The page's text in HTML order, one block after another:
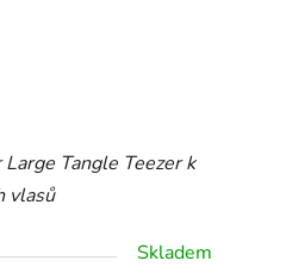
Tangle Teezer k
vlasů
Skladem